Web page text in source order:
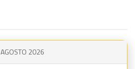
AGOSTO 2026